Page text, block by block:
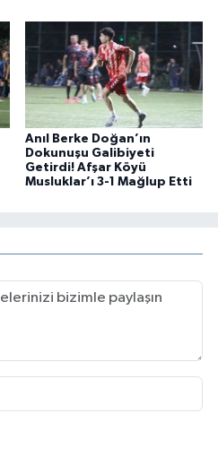
Anıl Berke Doğan’ın
Dokunuşu Galibiyeti
Getirdi! Afşar Köyü
Musluklar’ı 3-1 Mağlup Etti